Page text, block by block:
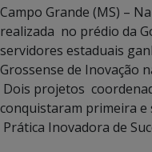
Campo Grande (MS) –
realizada no prédio da
servidores estaduais
Grossense de Inovação
Dois projetos
conquistaram primeira e
Prática Inovadora de